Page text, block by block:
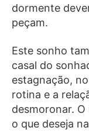
dormente
peçam.
Este sonho
casal do
estagnação,
rotina e a
desmoronar.
o que deseja